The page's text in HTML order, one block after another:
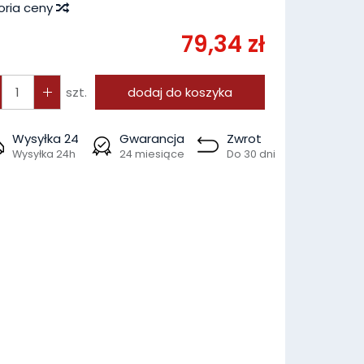
ceny
79,34 zł
szt. dodaj do koszyka
Wysyłka 24
Wysyłka 24h
Gwarancja
24 miesiące
Zwrot
Do 30 dni